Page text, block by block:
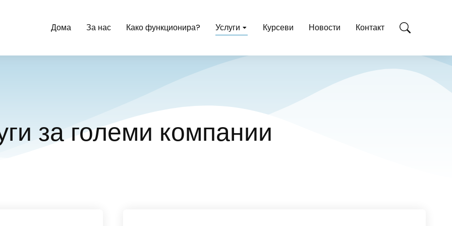
Дома За нас Како функционира? Услуги Курсеви Новости Контакт
за големи компании